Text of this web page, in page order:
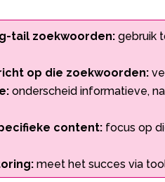
tail zoekwoorden: gebruik
op die zoekwoorden:
onderscheid informatieve,
content: focus op
meet het succes via